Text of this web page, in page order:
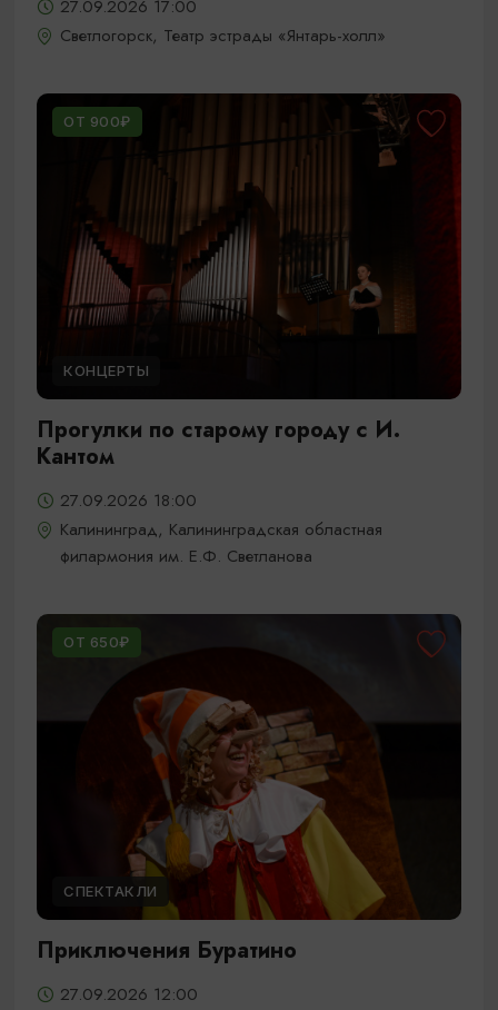
27.09.2026 17:00
Светлогорск, Театр эстрады «Янтарь-холл»
ОТ 900₽
КОНЦЕРТЫ
Прогулки по старому городу с И.
Кантом
27.09.2026 18:00
Калининград, Калининградская областная
филармония им. Е.Ф. Светланова
ОТ 650₽
СПЕКТАКЛИ
Приключения Буратино
27.09.2026 12:00